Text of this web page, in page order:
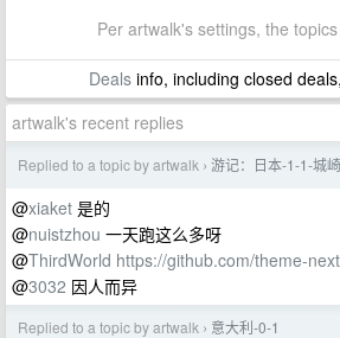
Per artwalk's settings, the
Dealsinfo, including closed
artwalk's recent replies
Replied to a topic by artwalk › 游记：日本-1-1-城
@xiaket 是的
@nuistzhou 一天跑这么多呀
@ThirdWorld https://github.com/theme-
@3032 因人而异
Replied to a topic by artwalk › 意大利-0-1